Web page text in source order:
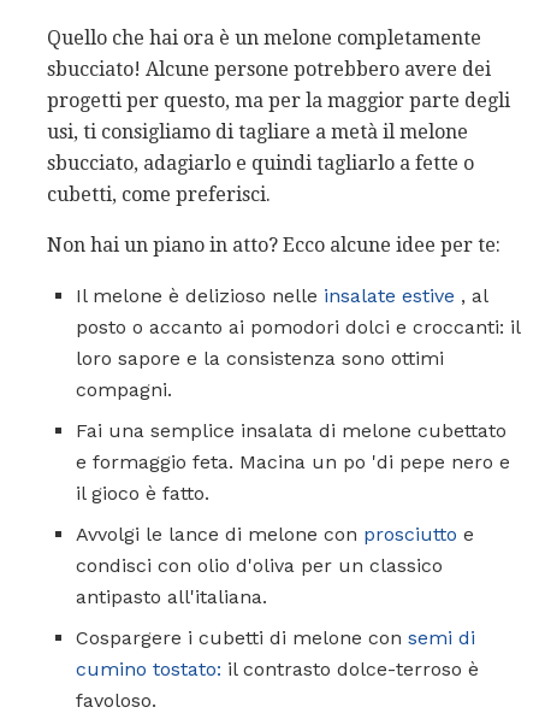
Quello che hai ora è un melone completamente
sbucciato! Alcune persone potrebbero avere dei
progetti per questo, ma per la maggior parte degli
usi, ti consigliamo di tagliare a metà il melone
sbucciato, adagiarlo e quindi tagliarlo a fette o
cubetti, come preferisci.
Non hai un piano in atto? Ecco alcune idee per te:
Il melone è delizioso nelle insalate estive , al
posto o accanto ai pomodori dolci e croccanti: il
loro sapore e la consistenza sono ottimi
compagni.
Fai una semplice insalata di melone cubettato
e formaggio feta. Macina un po 'di pepe nero e
il gioco è fatto.
Avvolgi le lance di melone con prosciutto e
condisci con olio d'oliva per un classico
antipasto all'italiana.
Cospargere i cubetti di melone con semi di
cumino tostato: il contrasto dolce-terroso è
favoloso.